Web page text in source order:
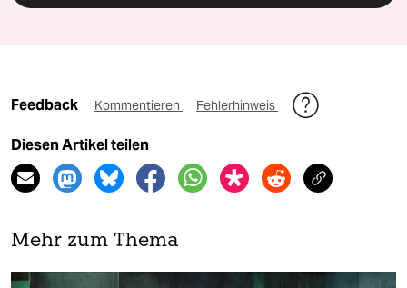
Feedback Kommentieren Fehlerhinweis
Diesen Artikel teilen
Mehr zum Thema